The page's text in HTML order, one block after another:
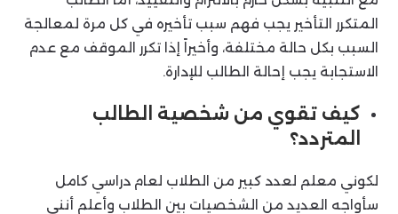
المتكرر التأخير يجب فهم سبب تأخيره في كل مرة لمعالجة
السبب بكل حالة مختلفة، وأخيراً إذا تكرر الموقف مع عدم
الاستجابة يجب إحالة الطالب للإدارة.
كيف تقوي من شخصية الطالب
المتردد؟
لكوني معلم لعدد كبير من الطلاب لعام دراسي كامل
سأواجه العديد من الشخصيات بين الطلاب وأعلم أنني